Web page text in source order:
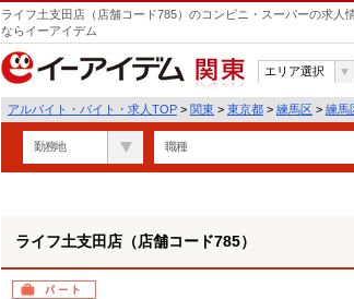
ライフ土支田店（店舗コード785）のコンビニ・スーパーの求人
ならイーアイデム
関東
エリア選択
アルバイト・バイト・求人TOP > 関東 > 東京都 > 練馬区 > 練馬
勤務地 職種
ライフ土支田店（店舗コード785）